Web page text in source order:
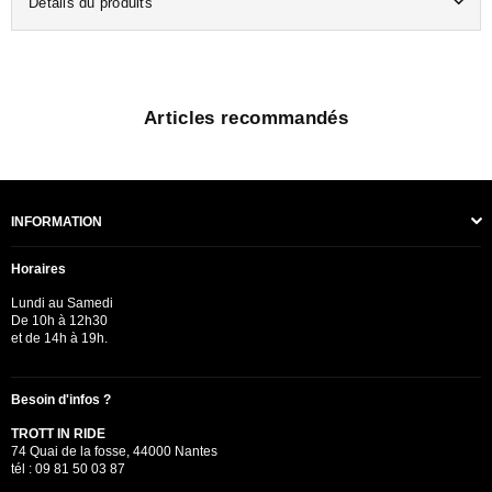
Articles recommandés
INFORMATION
Horaires
Lundi au Samedi
De 10h à 12h30
et de 14h à 19h.
Besoin d'infos ?
TROTT IN RIDE
74 Quai de la fosse, 44000 Nantes
tél : 09 81 50 03 87